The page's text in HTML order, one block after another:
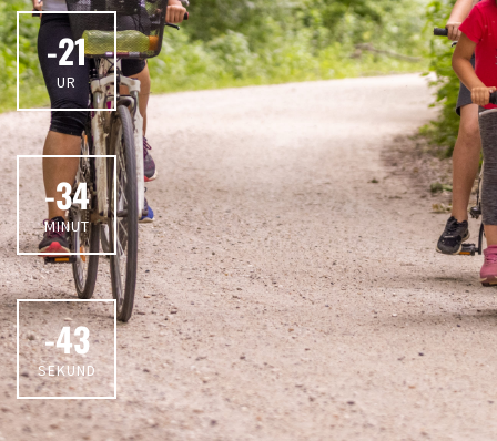
-21
UR
-34
MINUT
-43
SEKUND